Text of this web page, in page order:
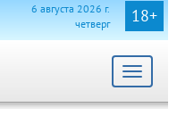
18+
6 августа 2026 г.
четверг
Toggle